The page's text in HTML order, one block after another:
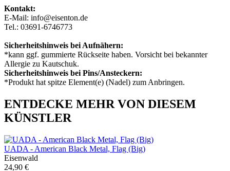
Kontakt:
E-Mail: info@eisenton.de
Tel.: 03691-6746773
Sicherheitshinweis bei Aufnähern:
*kann ggf. gummierte Rückseite haben. Vorsicht bei bekannter
Allergie zu Kautschuk.
Sicherheitshinweis bei Pins/Ansteckern:
*Produkt hat spitze Element(e) (Nadel) zum Anbringen.
ENTDECKE MEHR VON DIESEM
KÜNSTLER
UADA - American Black Metal, Flag (Big)
Eisenwald
24,90 €